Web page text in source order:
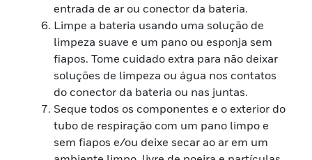
entrada de ar ou conector da bateria.
Limpe a bateria usando uma solução de
limpeza suave e um pano ou esponja sem
fiapos. Tome cuidado extra para não deixar
soluções de limpeza ou água nos contatos
do conector da bateria ou nas juntas.
Seque todos os componentes e o exterior do
tubo de respiração com um pano limpo e
sem fiapos e/ou deixe secar ao ar em um